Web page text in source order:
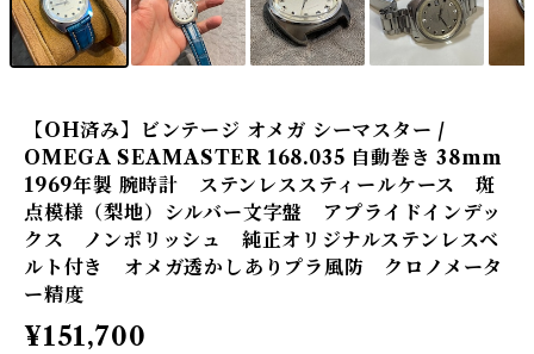
【OH済み】ビンテージ オメガ シーマスター /
OMEGA SEAMASTER 168.035 自動巻き 38mm
1969年製 腕時計 ステンレススティールケース 斑
点模様（梨地）シルバー文字盤 アプライドインデッ
クス ノンポリッシュ 純正オリジナルステンレスベ
ルト付き オメガ透かしありプラ風防 クロノメータ
ー精度
¥151,700